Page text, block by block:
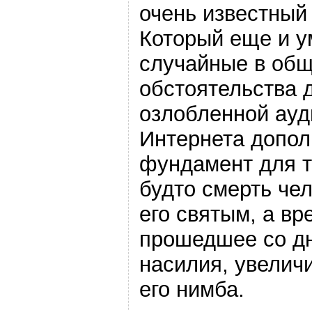
очень
Который еще и
случайные в
обстоятельства
озлобленной
Интернета
фундамент для
будто смерть
его святым, а
прошедшее со
насилия,
его нимба.